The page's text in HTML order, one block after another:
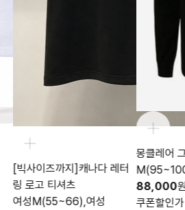
[빅사이즈까지]캐나다 레터
링 로고 티셔츠
여성M(55~66),여성
몽클레어
88,000
쿠폰할인